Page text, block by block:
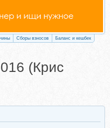
Сборы взносов Баланс и кешбек
(Крис